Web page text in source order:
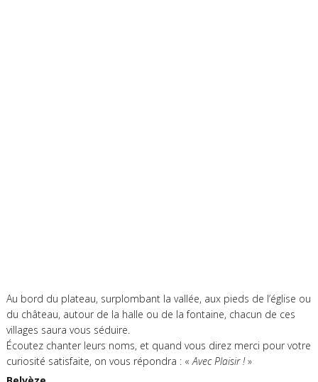
Au bord du plateau, surplombant la vallée, aux pieds de l’église ou
du château, autour de la halle ou de la fontaine, chacun de ces
villages saura vous séduire.
Écoutez chanter leurs noms, et quand vous direz merci pour votre
curiosité satisfaite, on vous répondra : «Avec Plaisir !»